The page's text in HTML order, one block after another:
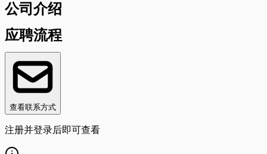
公司介绍
应聘流程
查看联系方式
注册并登录后即可查看